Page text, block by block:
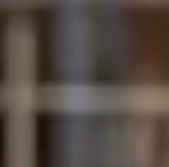
后获得奖